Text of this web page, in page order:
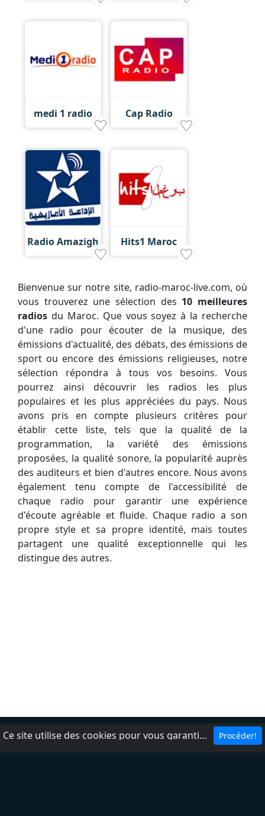
medi 1 radio Cap Radio
Radio Amazigh Hits1 Maroc
Bienvenue sur notre site, radio-maroc-live.com, où
vous trouverez une sélection des 10 meilleures
radios du Maroc. Que vous soyez à la recherche
d'une radio pour écouter de la musique, des
émissions d'actualité, des débats, des émissions de
sport ou encore des émissions religieuses, notre
sélection répondra à tous vos besoins. Vous
pourrez ainsi découvrir les radios les plus
populaires et les plus appréciées du pays. Nous
avons pris en compte plusieurs critères pour
établir cette liste, tels que la qualité de la
programmation, la variété des émissions
proposées, la qualité sonore, la popularité auprès
des auditeurs et bien d'autres encore. Nous avons
également tenu compte de l'accessibilité de
chaque radio pour garantir une expérience
d'écoute agréable et fluide. Chaque radio a son
propre style et sa propre identité, mais toutes
partagent une qualité exceptionnelle qui les
distingue des autres.
Politique de Confidencialité
Ce site utilise des cookies pour vous garantir la meilleure expérience sur notre site. Procéder!